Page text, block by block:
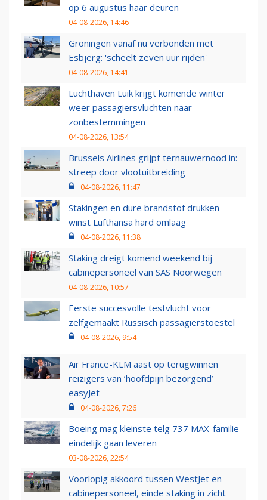
op 6 augustus haar deuren
04-08-2026, 14:46
Groningen vanaf nu verbonden met
Esbjerg: 'scheelt zeven uur rijden'
04-08-2026, 14:41
Luchthaven Luik krijgt komende winter
weer passagiersvluchten naar
zonbestemmingen
04-08-2026, 13:54
Brussels Airlines grijpt ternauwernood in:
streep door vlootuitbreiding
04-08-2026, 11:47
Stakingen en dure brandstof drukken
winst Lufthansa hard omlaag
04-08-2026, 11:38
Staking dreigt komend weekend bij
cabinepersoneel van SAS Noorwegen
04-08-2026, 10:57
Eerste succesvolle testvlucht voor
zelfgemaakt Russisch passagierstoestel
04-08-2026, 9:54
Air France-KLM aast op terugwinnen
reizigers van ‘hoofdpijn bezorgend’
easyJet
04-08-2026, 7:26
Boeing mag kleinste telg 737 MAX-familie
eindelijk gaan leveren
03-08-2026, 22:54
Voorlopig akkoord tussen WestJet en
cabinepersoneel, einde staking in zicht